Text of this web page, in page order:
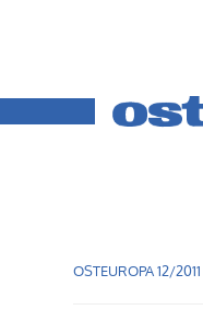
OSTEUROPA 12/2011